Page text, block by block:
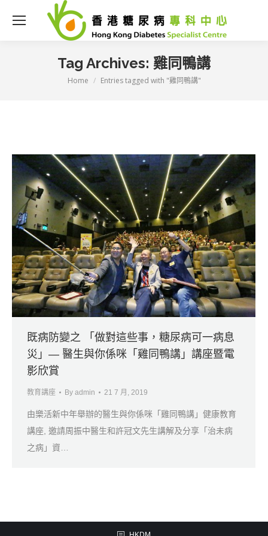
Tag Archives: 雞同鴨講
You are here:
Home Entries tagged with "雞同鴨講"
既病防變之 「做對這些事，糖尿病可一病息
災」— 醫生與你係咪「雞同鴨講」講座暨電
影欣賞
教育講座 By admin 21 7 月, 2019
由樂活新中年舉辦的醫生與你係咪「雞同鴨講」健康教育
講座, 邀請周振中醫生和許冠文先生講解及分享「治未病
之病」資…